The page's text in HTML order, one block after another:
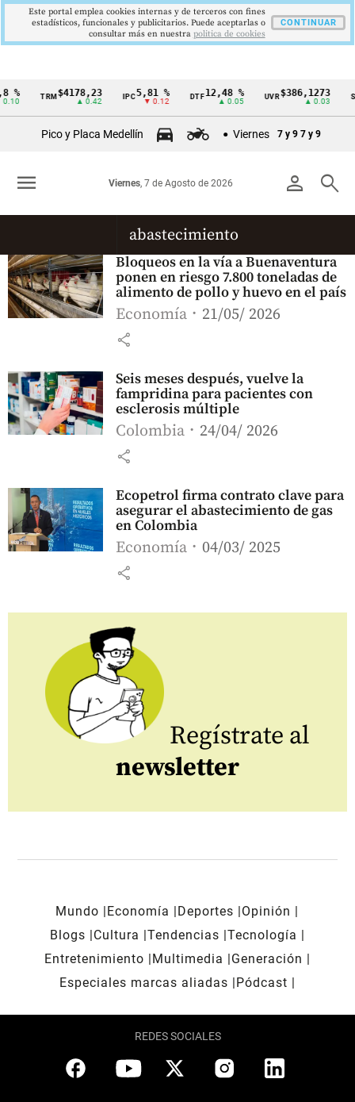
Cintillo
Colombia
% TRM$4178,23
▲ 0.42
IPC5,81 %
▼ 0.12
DTF12,48 %
▲ 0.05
UVR$386,1273
▲ 0.03
Pico y Placa Medellín Viernes 7 y 9 7 y 9
person search
Viernes, 7 de Agosto de 2026
menu
abastecimiento
Bloqueos en la vía a Buenaventura
ponen en riesgo 7.800 toneladas de
alimento de pollo y huevo en el país
Economía 21/05/ 2026
share
Seis meses después, vuelve la
fampridina para pacientes con
esclerosis múltiple
Colombia 24/04/ 2026
share
Ecopetrol firma contrato clave para
asegurar el abastecimiento de gas
en Colombia
Economía 04/03/ 2025
share
Regístrate al
newsletter
Mundo Economía Deportes
Opinión
Blogs
Cultura Tendencias Tecnología
Entretenimiento
Multimedia
Generación
Especiales marcas aliadas
Pódcast
REDES SOCIALES
Este portal emplea cookies internas y de terceros con fines
estadísticos, funcionales y publicitarios. Puede aceptarlas o
consultar más en nuestra politica de cookies
CONTINUAR